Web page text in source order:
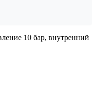
10 бар, внутренний